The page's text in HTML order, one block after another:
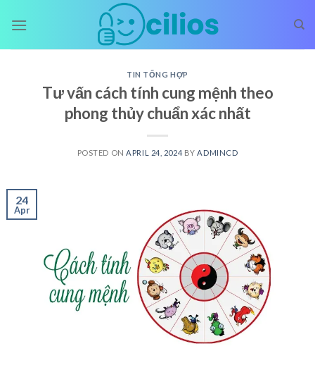
TIN TỔNG HỢP
Tư vấn cách tính cung mệnh theo
phong thủy chuẩn xác nhất
POSTED ON APRIL 24, 2024 BY ADMINCD
24
Apr